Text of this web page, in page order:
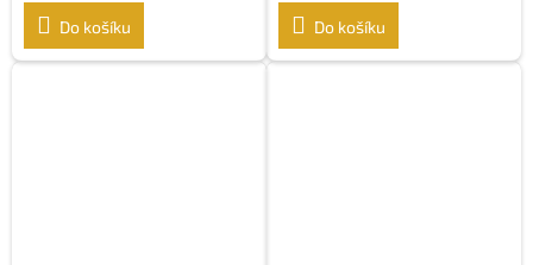
Do košíku Do košíku